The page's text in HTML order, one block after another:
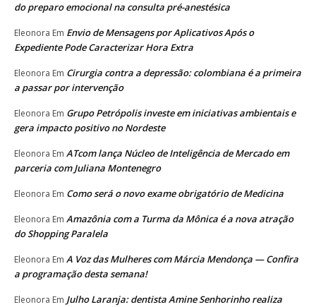
do preparo emocional na consulta pré-anestésica
Eleonora Em Envio de Mensagens por Aplicativos Após o
Expediente Pode Caracterizar Hora Extra
Eleonora Em Cirurgia contra a depressão: colombiana é a primeira
a passar por intervenção
Eleonora Em Grupo Petrópolis investe em iniciativas ambientais e
gera impacto positivo no Nordeste
Eleonora Em ATcom lança Núcleo de Inteligência de Mercado em
parceria com Juliana Montenegro
Eleonora Em Como será o novo exame obrigatório de Medicina
Eleonora Em Amazônia com a Turma da Mônica é a nova atração
do Shopping Paralela
Eleonora Em A Voz das Mulheres com Márcia Mendonça — Confira
a programação desta semana!
Eleonora Em Julho Laranja: dentista Amine Senhorinho realiza